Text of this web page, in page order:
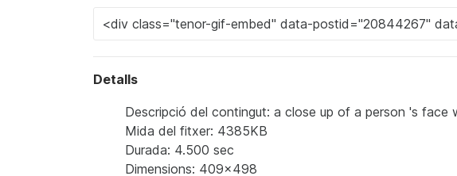
Detalls
Descripció del contingut: a close up of a person 's
Mida del fitxer: 4385KB
Durada: 4.500 sec
Dimensions: 409x498